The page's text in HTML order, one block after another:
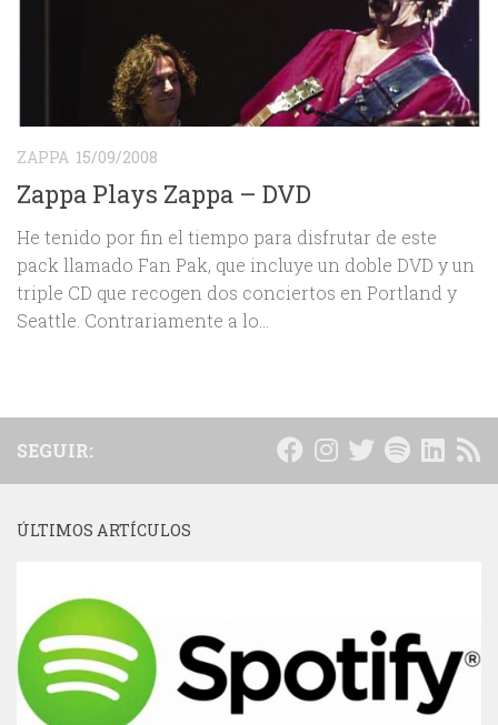
ZAPPA 15/09/2008
Zappa Plays Zappa – DVD
He tenido por fin el tiempo para disfrutar de este
pack llamado Fan Pak, que incluye un doble DVD y un
triple CD que recogen dos conciertos en Portland y
Seattle. Contrariamente a lo...
SEGUIR:
ÚLTIMOS ARTÍCULOS